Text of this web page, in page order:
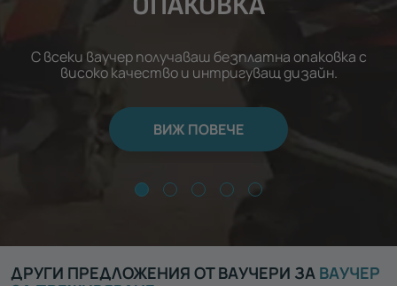
С всеки ваучер получаваш безплатна опаковка с
високо качество и интригуващ дизайн.
ВИЖ ПОВЕЧЕ
ДРУГИ ПРЕДЛОЖЕНИЯ ОТ ВАУЧЕРИ ЗА ВАУЧЕР